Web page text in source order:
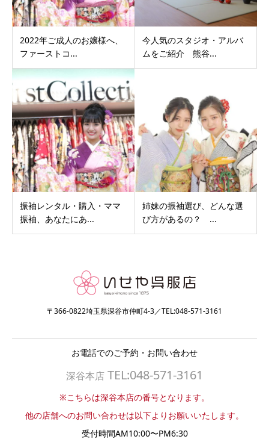
2022年ご成人のお嬢様へ、
ファーストコ...
今人気のスタジオ・アルバ
ムをご紹介 熊谷...
振袖レンタル・購入・ママ
振袖、あなたにあ...
姉妹の振袖選び、どんな選
び方があるの？ ...
〒366-0822埼玉県深谷市仲町4-3／TEL:048-571-3161
お電話でのご予約・お問い合わせ
深谷本店 TEL:048-571-3161
※こちらは深谷本店の番号となります。
他の店舗へのお問い合わせは以下よりお願いいたします。
受付時間AM10:00〜PM6:30